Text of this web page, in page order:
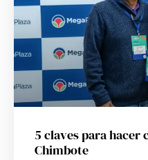
5 claves para hacer
Chimbote